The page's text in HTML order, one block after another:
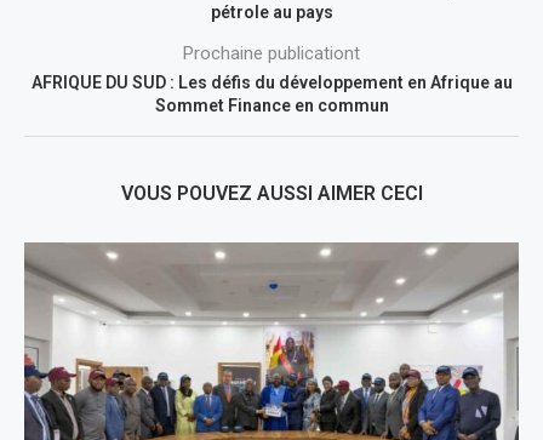
pétrole au pays
Prochaine publicationt
AFRIQUE DU SUD : Les défis du développement en Afrique au
Sommet Finance en commun
VOUS POUVEZ AUSSI AIMER CECI